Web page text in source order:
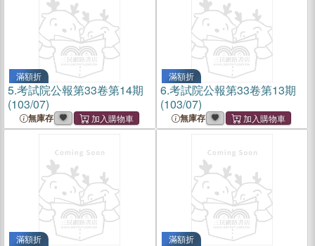
滿額折
5.考試院公報第33卷第14期
(103/07)
無庫存
滿額折
6.考試院公報第33卷第13期
(103/07)
無庫存
滿額折 滿額折